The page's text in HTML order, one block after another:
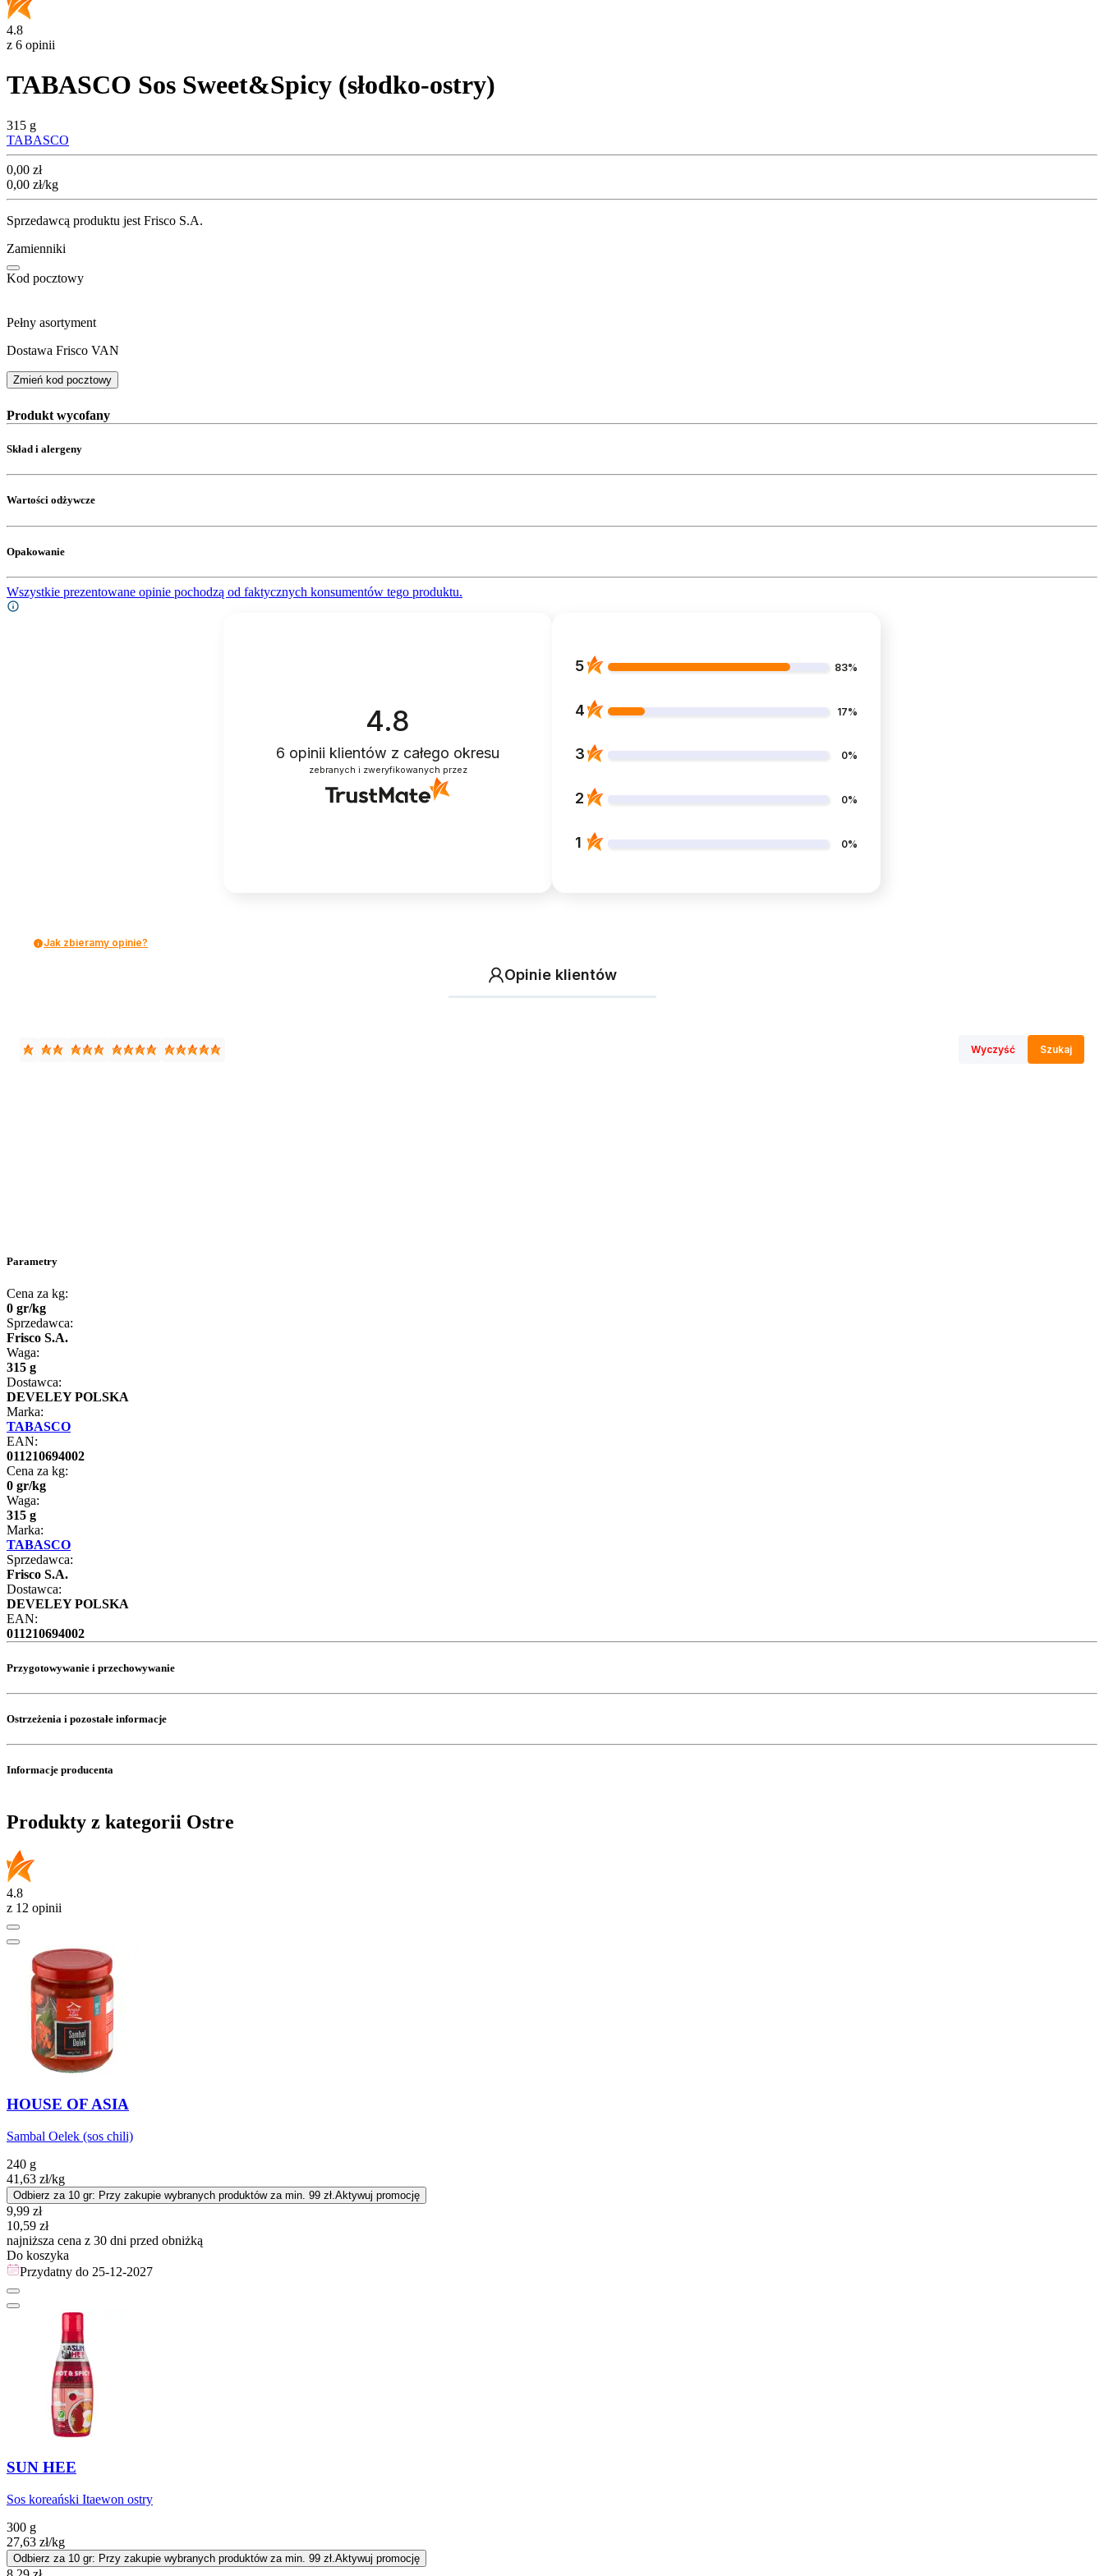
4.8
z 6 opinii
TABASCO Sos Sweet&Spicy (słodko-ostry)
315 g
TABASCO
Cena
0,00 zł
0,00 zł/kg
Sprzedawcą produktu jest Frisco S.A.
Zamienniki
Kod pocztowy
Pełny asortyment
Dostawa Frisco VAN
Zmień kod pocztowy
Produkt wycofany
Skład i alergeny
Wartości odżywcze
Opakowanie
Wszystkie prezentowane opinie pochodzą od faktycznych konsumentów tego produktu.
4.8
6 opinii klientów z całego okresu
zebranych i zweryfikowanych przez
5 83%
4 17%
3 0%
2 0%
1 0%
Jak zbieramy opinie?
Opinie klientów
Wyczyść Szukaj
Parametry
Cena za kg:
0 gr/kg
Sprzedawca:
Frisco S.A.
Waga:
315 g
Dostawca:
DEVELEY POLSKA
Marka:
TABASCO
EAN:
011210694002
Cena za kg:
0 gr/kg
Waga:
315 g
Marka:
TABASCO
Sprzedawca:
Frisco S.A.
Dostawca:
DEVELEY POLSKA
EAN:
011210694002
Przygotowywanie i przechowywanie
Ostrzeżenia i pozostałe informacje
Informacje producenta
Produkty z kategorii Ostre
4.8
z 12 opinii
HOUSE OF ASIA
Sambal Oelek (sos chili)
240 g
41,63 zł/kg
Odbierz za 10 gr: Przy zakupie wybranych produktów za min. 99 zł. Aktywuj promocję
Cena promocyjna
9,99 zł
10,59 zł
najniższa cena z 30 dni przed obniżką
Do koszyka
Przydatny do 25-12-2027
SUN HEE
Sos koreański Itaewon ostry
300 g
27,63 zł/kg
Odbierz za 10 gr: Przy zakupie wybranych produktów za min. 99 zł.Aktywuj promocję